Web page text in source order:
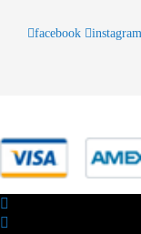
facebook instagram